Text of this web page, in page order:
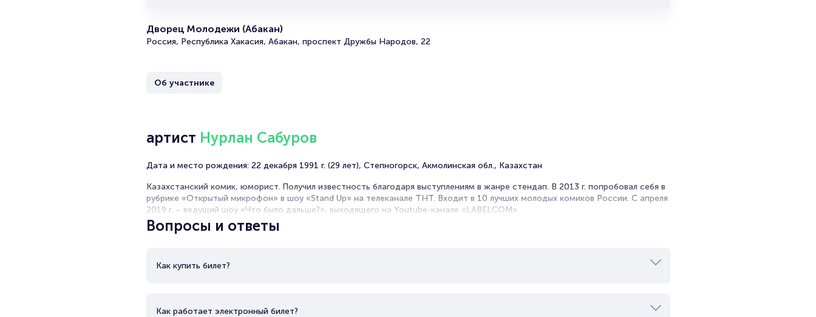
более двух минут. Билеты на стендап концерт Нурлана
читайте в разделах:
Брокерам
Организаторам
Дворец Молодежи (Абакан)
Россия, Республика Хакасия, Абакан, проспект Дружбы Народов, 22
Об участнике
артист Нурлан Сабуров
Дата и место рождения: 22 декабря 1991 г. (29 лет), Степногорск, Акмолинская обл., Казахстан
Казахстанский комик, юморист. Получил известность благодаря выступлениям в жанре стендап. В 2013 г. попробовал себя в
рубрике «Открытый микрофон» в шоу «Stand Up» на телеканале ТНТ. Входит в 10 лучших молодых комиков России. С апреля
2019 г. – ведущий шоу «Что было дальше?», выходящего на Youtube-канале «LABELCOM».
Вопросы и ответы
Как купить билет?
Как работает электронный билет?